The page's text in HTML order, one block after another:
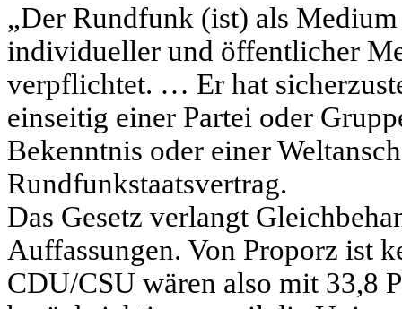
„Der Rundfunk (ist) als
individueller und öffentlicher
verpflichtet. … Er hat
einseitig einer Partei oder
Bekenntnis oder einer
Rundfunkstaatsvertrag.
Das Gesetz verlangt
Auffassungen. Von Proporz ist
CDU/CSU wären also mit 33,8